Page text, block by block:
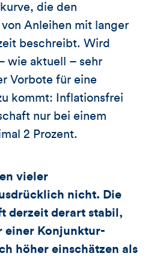
die den
Anleihen mit langer
beschreibt. Wird
wie aktuell – sehr
Vorbote für eine
kommt: Inflationsfrei
nur bei einem
2 Prozent.
vieler
nicht. Die
derzeit derart stabil,
einer Konjunktur-
höher einschätzen als